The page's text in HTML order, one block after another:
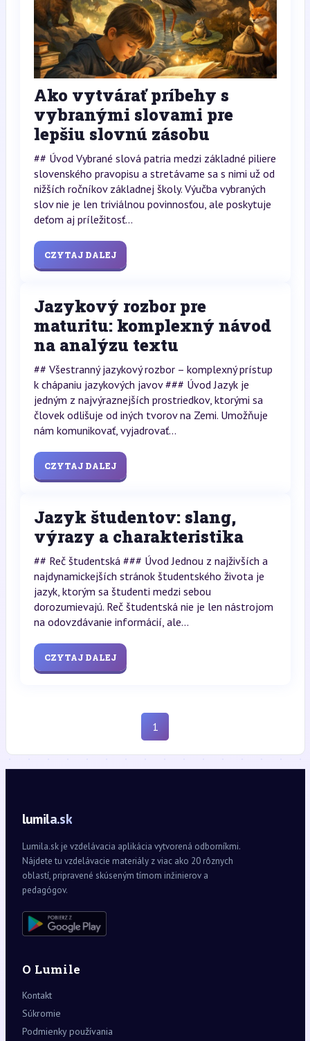
Ako vytvárať príbehy s
vybranými slovami pre
lepšiu slovnú zásobu
## Úvod Vybrané slová patria medzi základné piliere
slovenského pravopisu a stretávame sa s nimi už od
nižších ročníkov základnej školy. Výučba vybraných
slov nie je len triviálnou povinnosťou, ale poskytuje
deťom aj príležitosť...
CZYTAJ DALEJ
Jazykový rozbor pre
maturitu: komplexný návod
na analýzu textu
## Všestranný jazykový rozbor – komplexný prístup
k chápaniu jazykových javov ### Úvod Jazyk je
jedným z najvýraznejších prostriedkov, ktorými sa
človek odlišuje od iných tvorov na Zemi. Umožňuje
nám komunikovať, vyjadrovať...
CZYTAJ DALEJ
Jazyk študentov: slang,
výrazy a charakteristika
## Reč študentská ### Úvod Jednou z najživších a
najdynamickejších stránok študentského života je
jazyk, ktorým sa študenti medzi sebou
dorozumievajú. Reč študentská nie je len nástrojom
na odovzdávanie informácií, ale...
CZYTAJ DALEJ
1
lumila.sk
Lumila.sk je vzdelávacia aplikácia vytvorená odborníkmi.
Nájdete tu vzdelávacie materiály z viac ako 20 rôznych
oblastí, pripravené skúseným tímom inžinierov a
pedagógov.
O Lumile
Kontakt
Súkromie
Podmienky používania